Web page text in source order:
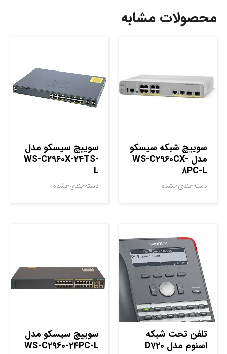
محصولات مشابه
سوييچ شبکه سيسکو
مدل WS-C2960CX-
8PC-L
دسته-بندی-نشده
سوييچ سيسکو مدل
WS-C2960X-24TS-
L
دسته-بندی-نشده
تلفن تحت شبکه
اسنوم مدل D720
سوييچ سيسکو مدل
WS-C2960-24PC-L